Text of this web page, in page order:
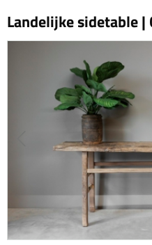
Landelijke sidetable |